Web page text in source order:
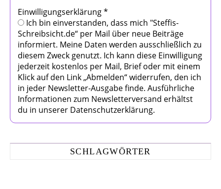
Einwilligungserklärung*
Ich bin einverstanden, dass mich "Steffis-
Schreibsicht.de“ per Mail über neue Beiträge
informiert. Meine Daten werden ausschließlich zu
diesem Zweck genutzt. Ich kann diese Einwilligung
jederzeit kostenlos per Mail, Brief oder mit einem
Klick auf den Link „Abmelden“ widerrufen, den ich
in jeder Newsletter-Ausgabe finde. Ausführliche
Informationen zum Newsletterversand erhältst
du in unserer Datenschutzerklärung.
SCHLAGWÖRTER